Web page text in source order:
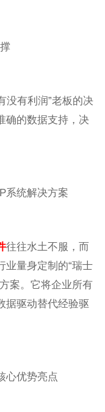
有利润”老板的决
确的数据支持，决
统解决方案
往往水土不服，而
业量身定制的“瑞士
案。它将企业所有
据驱动替代经验驱
优势亮点